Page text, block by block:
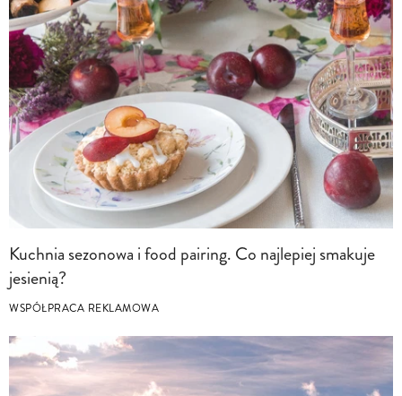
Kuchnia sezonowa i food pairing. Co najlepiej smakuje
jesienią?
WSPÓŁPRACA REKLAMOWA